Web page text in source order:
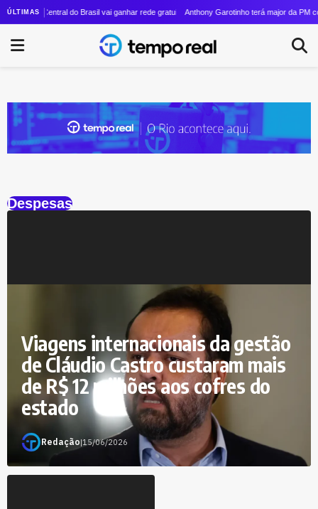
ÚLTIMAS
MPF contra André Janones por suposta incitação ao crime em publicação nas redes
Central do Brasil vai ganhar rede gratuita de Wi-Fi de sexta geração
Anthony Garotinho terá major da PM
Despesas
Viagens internacionais da gestão
de Cláudio Castro custaram mais
de R$ 12 milhões aos cofres do
estado
Redação|15/06/2026